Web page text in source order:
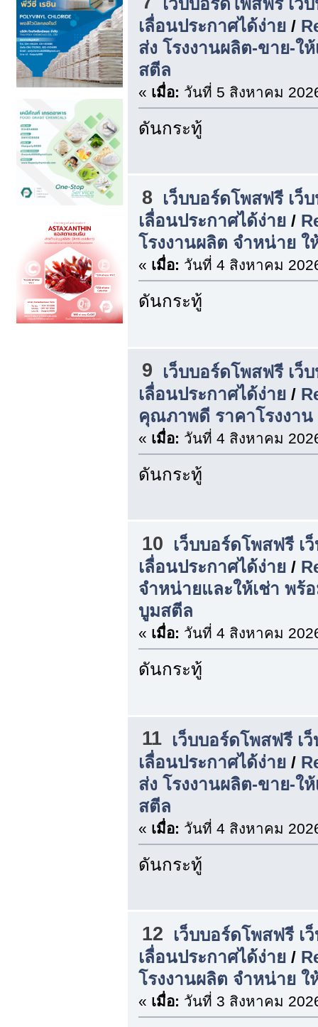
เว็บบอร์ดโพสฟรี เว็
เลื่อนประกาศได้ง่าย/
ส่ง โรงงานผลิต-ขาย-ใ
สตีล
« เมื่อ: วันที่ 5 สิงหาคม
ดันกระทู้
8 เว็บบอร์ดโพสฟรี เว็
เลื่อนประกาศได้ง่าย/
โรงงานผลิต จำหน่าย ใ
« เมื่อ: วันที่ 4 สิงหาคม
ดันกระทู้
9
เว็บบอร์ดโพสฟรี เว็
เลื่อนประกาศได้ง่าย/
คุณภาพดี ราคาโรงงา
« เมื่อ: วันที่ 4 สิงหาคม
ดันกระทู้
10
เว็บบอร์ดโพสฟรี เ
เลื่อนประกาศได้ง่าย/
จำหน่ายและให้เช่า พร้
บูมสตีล
« เมื่อ: วันที่ 4 สิงหาคม
ดันกระทู้
11 เว็บบอร์ดโพสฟรี เ
เลื่อนประกาศได้ง่าย/
ส่ง โรงงานผลิต-ขาย-ใ
สตีล
« เมื่อ: วันที่ 4 สิงหาคม
ดันกระทู้
12
เว็บบอร์ดโพสฟรี เ
เลื่อนประกาศได้ง่าย/
โรงงานผลิต จำหน่าย ใ
« เมื่อ: วันที่ 3 สิงหาคม